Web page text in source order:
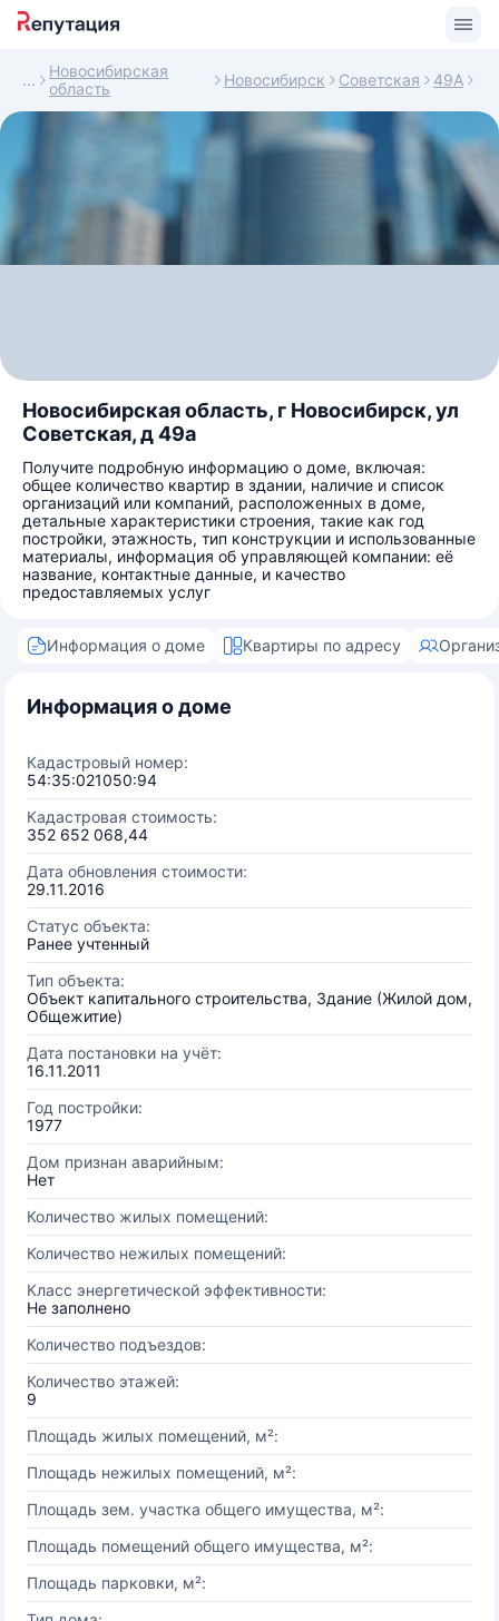
Новосибирская
область
Новосибирск Советская 49А
Новосибирская область, г Новосибирск, ул
Советская, д 49а
Получите подробную информацию о доме, включая:
общее количество квартир в здании, наличие и список
организаций или компаний, расположенных в доме,
детальные характеристики строения, такие как год
постройки, этажность, тип конструкции и использованные
материалы, информация об управляющей компании: её
название, контактные данные, и качество
предоставляемых услуг
Информация о доме Квартиры по адресу
Информация о доме
Кадастровый номер:
54:35:021050:94
Кадастровая стоимость:
352 652 068,44
Дата обновления стоимости:
29.11.2016
Статус объекта:
Ранее учтенный
Тип объекта:
Объект капитального строительства, Здание (Жилой дом,
Общежитие)
Дата постановки на учёт:
16.11.2011
Год постройки:
1977
Дом признан аварийным:
Нет
Количество жилых помещений:
Количество нежилых помещений:
Класс энергетической эффективности:
Не заполнено
Количество подъездов:
Количество этажей:
9
Площадь жилых помещений, м²:
Площадь нежилых помещений, м²:
Площадь зем. участка общего имущества, м²:
Площадь помещений общего имущества, м²:
Площадь парковки, м²: